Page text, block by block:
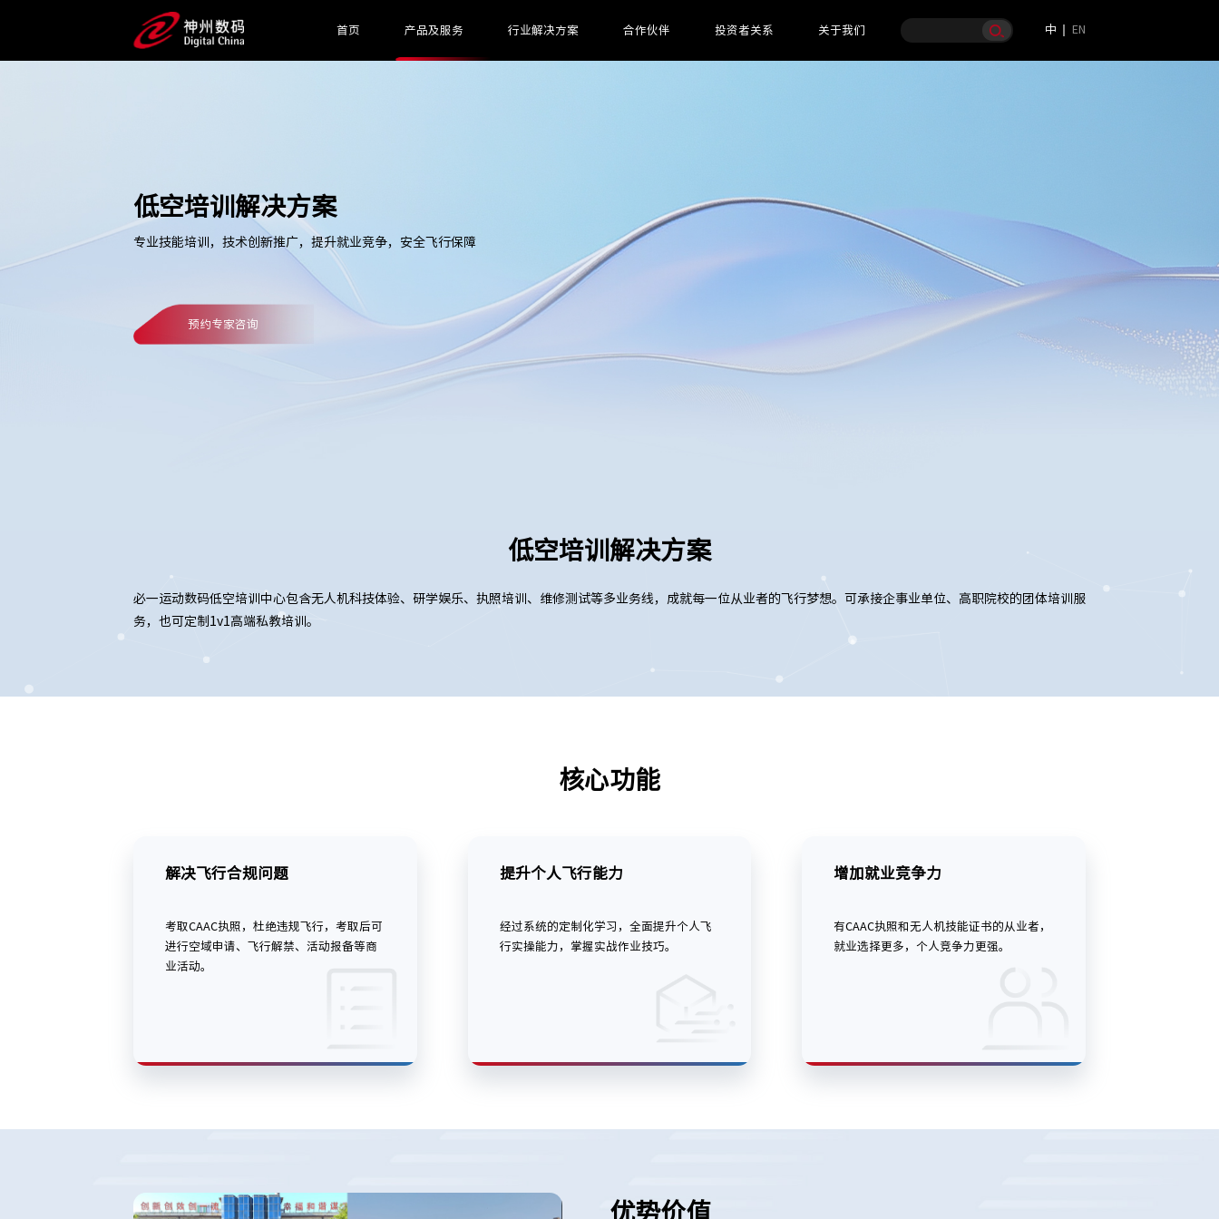
首页 产品及服务 行业解决方案 合作伙伴 投资者关系 关于我们 中 EN
低空培训解决方案
专业技能培训，技术创新推广，提升就业竞争，安全飞行保障
预约专家咨询
低空培训解决方案
必一运动数码低空培训中心包含无人机科技体验、研学娱乐、执照培训、维修测试等多业务线，成就每一位从业者的飞行梦想。可承接企事业单位、高职院校的团体培训服
务，也可定制1v1高端私教培训。
核心功能
解决飞行合规问题
考取CAAC执照，杜绝违规飞行，考取后可
进行空域申请、飞行解禁、活动报备等商
业活动。
提升个人飞行能力
经过系统的定制化学习，全面提升个人飞
行实操能力，掌握实战作业技巧。
增加就业竞争力
有CAAC执照和无人机技能证书的从业者，
就业选择更多，个人竞争力更强。
优势价值